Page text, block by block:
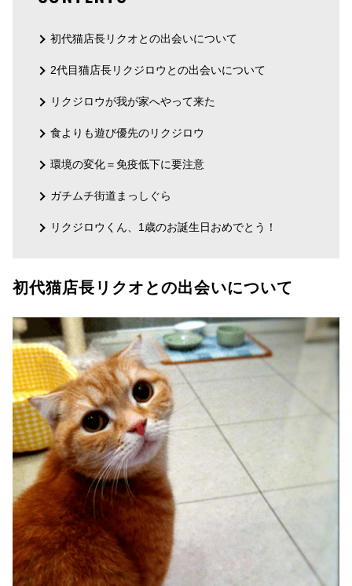
初代猫店長リクオとの出会いについて
2代目猫店長リクジロウとの出会いについて
リクジロウが我が家へやって来た
食よりも遊び優先のリクジロウ
環境の変化＝免疫低下に要注意
ガチムチ街道まっしぐら
リクジロウくん、1歳のお誕生日おめでとう！
初代猫店長リクオとの出会いについて